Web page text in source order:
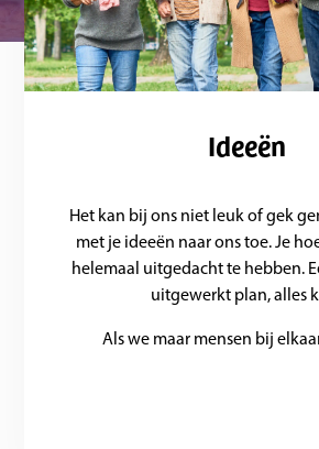
Ideeën
Het kan bij ons niet leuk of gek
met je ideeën naar ons toe. Je
helemaal uitgedacht te hebben.
uitgewerkt plan, alles
Als we maar mensen bij